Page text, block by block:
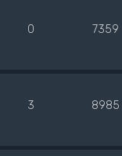
0 7359
3 8985